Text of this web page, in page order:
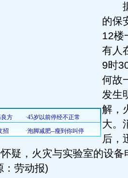
据
的保
12楼
有人
9时
何故
发生
解，
大。
后，
疑，火灾与实验室的设备
：劳动报)